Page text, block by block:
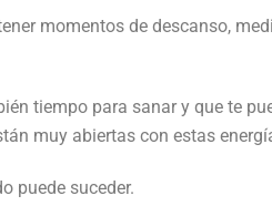
momentos de descanso,
tiempo para sanar y que te
muy abiertas con estas
puede suceder.